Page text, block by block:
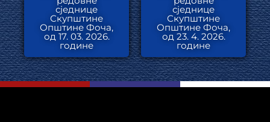
сједнице
Скупштине
Општине Фоча,
од 17. 03. 2026.
године
сједнице
Скупштине
Општине Фоча,
од 23. 4. 2026.
године